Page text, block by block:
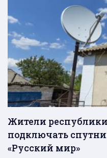
Жители
подключать
«Русский мир»